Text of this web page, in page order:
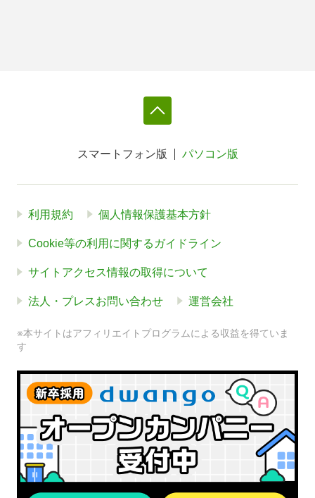
スマートフォン版 パソコン版
利用規約 個人情報保護基本方針
Cookie等の利用に関するガイドライン
サイトアクセス情報の取得について
法人・プレスお問い合わせ 運営会社
※本サイトはアフィリエイトプログラムによる収益を得ていま
す